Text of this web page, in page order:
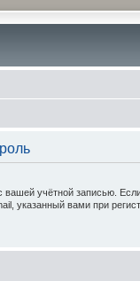
вашей учётной записью.
указанный вами при